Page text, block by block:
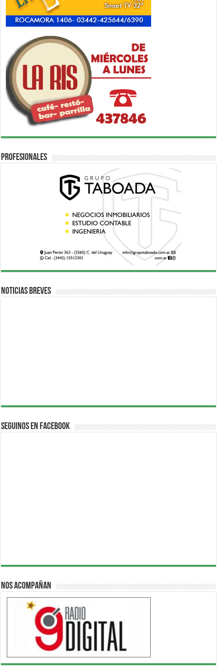
Profesionales
Noticias breves
Seguinos en Facebook
Nos acompañan